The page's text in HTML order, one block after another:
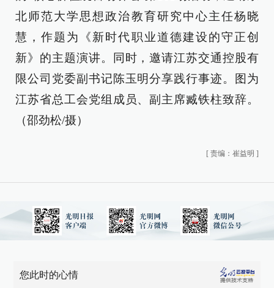
北师范大学思想政治教育研究中心主任杨晓
慧，作题为《新时代职业道德建设的守正创
新》的主题演讲。同时，邀请江苏交通控股有
限公司党委副书记陈玉明分享践行事迹。图为
江苏省总工会党组成员、副主席臧铁柱致辞。
（邵劲松/摄）
[ 责编：崔益明 ]
您此时的心情